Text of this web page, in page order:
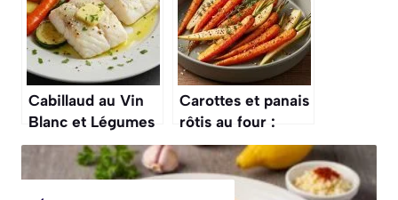
Cabillaud au Vin
Blanc et Légumes
Rôtis : recette
Gourmande au
Carottes et panais
rôtis au four :
recette bio sans
gluten, sans lait,
sans œufs